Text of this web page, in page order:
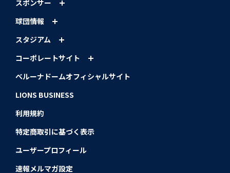
スポンサー
球団情報
スタジアム
コーポレートサイト
ベルーナドームオフィシャルサイト
LIONS BUSINESS
利用規約
特定商取引に基づく表示
ユーザープロフィール
速報メルマガ設定